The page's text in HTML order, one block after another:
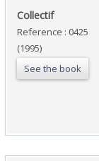
‎Collectif‎
Reference : 0425
(1995)
See the book